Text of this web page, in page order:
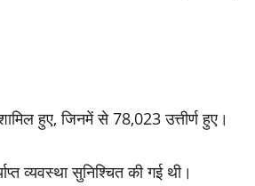
हुए, जिनमें से 78,023 उत्तीर्ण हुए।
व्यवस्था सुनिश्चित की गई थी।